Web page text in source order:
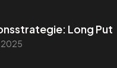
Long Put
2025